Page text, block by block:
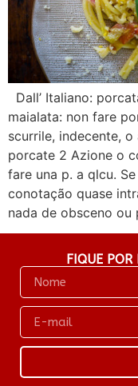
Dall’ Italiano:
maialata: non fare
scurrile, indecente,
porcate 2 Azione o
fare una p. a qlcu.
conotação quase
nada de obsceno
FIQUE